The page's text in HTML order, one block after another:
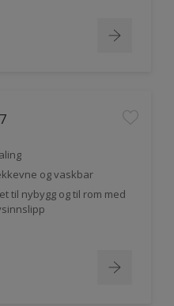
og vaskbar
til nybygg og til rom med